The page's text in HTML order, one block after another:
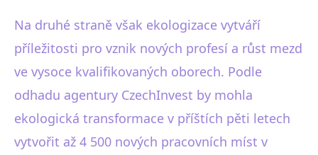
Na druhé straně však ekologizace vytváří
příležitosti pro vznik nových profesí a růst mezd
ve vysoce kvalifikovaných oborech. Podle
odhadu agentury CzechInvest by mohla
ekologická transformace v příštích pěti letech
vytvořit až 4 500 nových pracovních míst v